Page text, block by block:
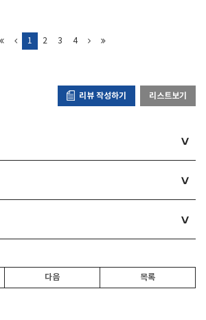
1 2 3 4
리뷰 작성하기 리스트보기
>
>
>
다음 목록